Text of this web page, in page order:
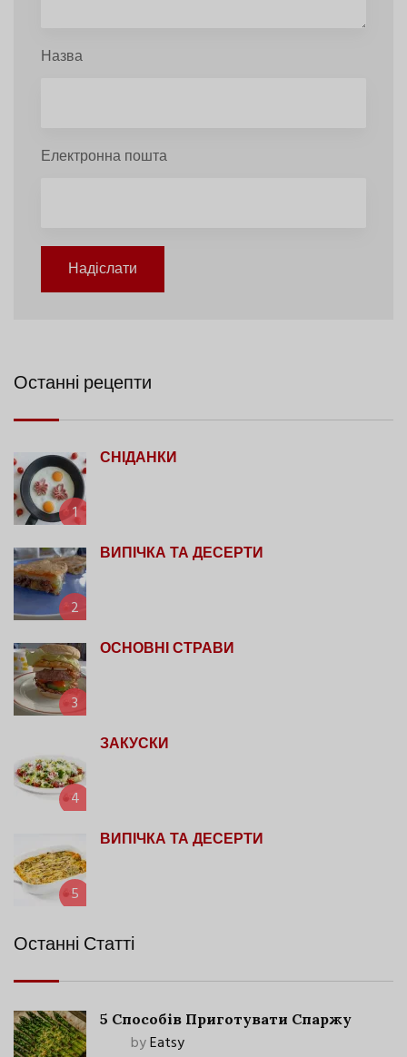
Назва
Електронна пошта
Надіслати
Останні рецепти
1
СНІДАНКИ
2
ВИПІЧКА ТА ДЕСЕРТИ
3
ОСНОВНІ СТРАВИ
4
ЗАКУСКИ
5
ВИПІЧКА ТА ДЕСЕРТИ
Останні Статті
5 Способів Приготувати Спаржу
byEatsy